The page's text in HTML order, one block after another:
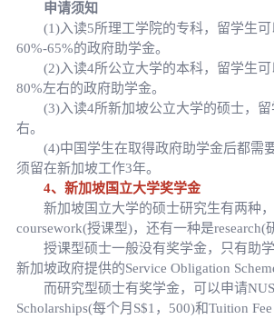
申请须知
(1)入读5所理工学院的专科，留学生可
60%-65%的政府助学金。
(2)入读4所公立大学的本科，留学生可
80%左右的政府助学金。
(3)入读4所新加坡公立大学的硕士，留
右。
(4)中国学生在取得政府助学金后都需
须留在新加坡工作3年。
4、新加坡国立大学奖学金
新加坡国立大学的硕士研究生有两种
coursework(授课型)，还有一种是research(
授课型硕士一般没有奖学金，只有助学
新加坡政府提供的Service Obligation
而研究型硕士有奖学金，可以申请NUS
Scholarships(每个月S$1，500)和Tuition